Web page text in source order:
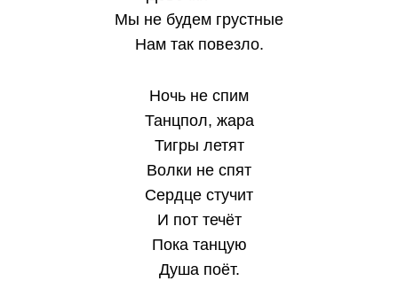
Мы не будем грустные
Нам так повезло.
Ночь не спим
Танцпол, жара
Тигры летят
Волки не спят
Сердце стучит
И пот течёт
Пока танцую
Душа поёт.